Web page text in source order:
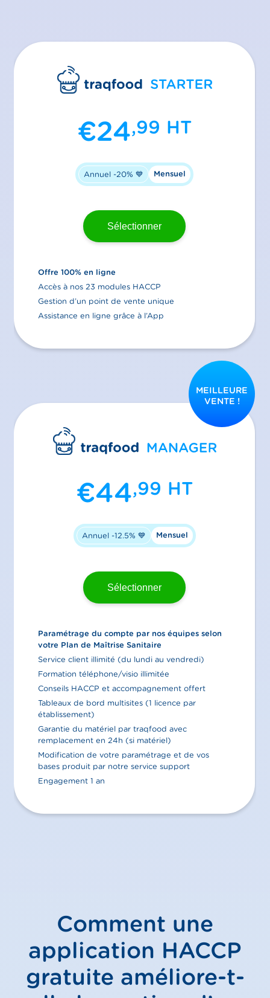
€24,99 HT
Annuel -20% 💙 Mensuel
Sélectionner
Offre 100% en ligne
Accès à nos 23 modules HACCP
Gestion d’un point de vente unique
Assistance en ligne grâce à l’App
€44,99 HT
Annuel -12.5% 💙 Mensuel
Sélectionner
Paramétrage du compte par nos équipes selon
votre Plan de Maîtrise Sanitaire
Service client illimité (du lundi au vendredi)
Formation téléphone/visio illimitée
Conseils HACCP et accompagnement offert
Tableaux de bord multisites (1 licence par
établissement)
Garantie du matériel par traqfood avec
remplacement en 24h (si matériel)
Modification de votre paramétrage et de vos
bases produit par notre service support
Engagement 1 an
MEILLEURE
VENTE !
Comment une
application HACCP
gratuite améliore-t-